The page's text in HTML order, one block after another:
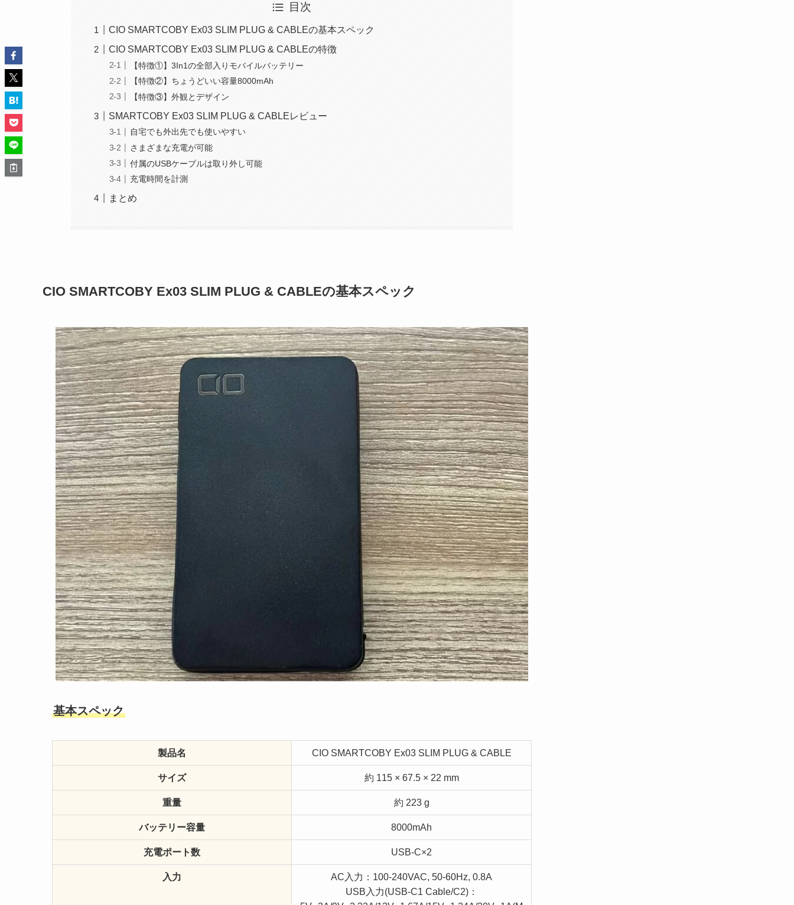
目次
CIO SMARTCOBY Ex03 SLIM PLUG & CABLEの基本スペック
CIO SMARTCOBY Ex03 SLIM PLUG & CABLEの特徴
【特徴①】3In1の全部入りモバイルバッテリー
【特徴②】ちょうどいい容量8000mAh
【特徴③】外観とデザイン
SMARTCOBY Ex03 SLIM PLUG & CABLEレビュー
自宅でも外出先でも使いやすい
さまざまな充電が可能
付属のUSBケーブルは取り外し可能
充電時間を計測
まとめ
CIO SMARTCOBY Ex03 SLIM PLUG & CABLEの基本スペック
基本スペック
製品名 CIO SMARTCOBY Ex03 SLIM PLUG & CABLE
サイズ 約 115 × 67.5 × 22 mm
重量 約 223 g
バッテリー容量 8000mAh
充電ポート数 USB-C×2
入力
AC入力：100-240VAC, 50-60Hz, 0.8A
USB入力(USB-C1 Cable/C2)：